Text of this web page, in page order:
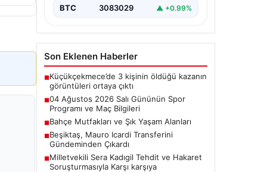
BTC 3083029 ▲ +0.99%
Son Eklenen Haberler
■Küçükçekmece’de 3 kişinin öldüğü kazanın
görüntüleri ortaya çıktı
■04 Ağustos 2026 Salı Gününün Spor
Programı ve Maç Bilgileri
■Bahçe Mutfakları ve Şık Yaşam Alanları
■Beşiktaş, Mauro Icardi Transferini
Gündeminden Çıkardı
■Milletvekili Sera Kadıgil Tehdit ve Hakaret
Soruşturmasıyla Karşı karşıya